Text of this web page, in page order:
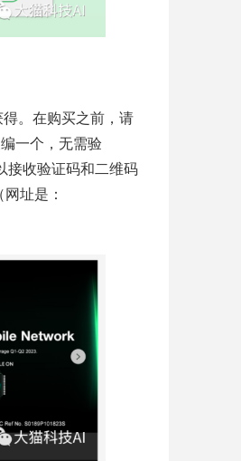
。在购买之前，请
一个，无需验
接收验证码和二维码
址是：